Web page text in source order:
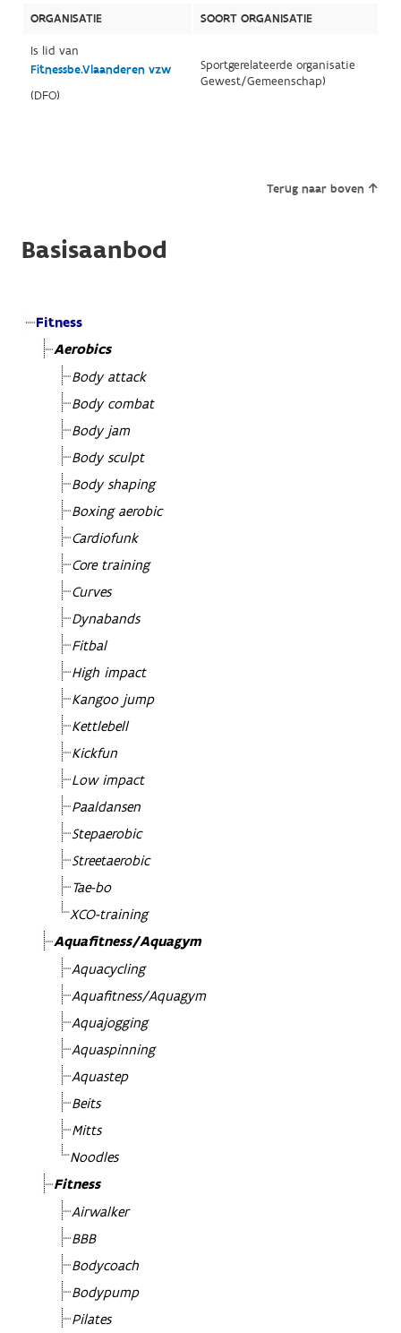
ORGANISATIE
SOORT ORGANISATIE
Is lid van
Fitnessbe.Vlaanderen vzw
(DFO)
Sportgerelateerde organisatie
Gewest/Gemeenschap)
Terug naar boven
Basisaanbod
Fitness
Aerobics
Body attack
Body combat
Body jam
Body sculpt
Body shaping
Boxing aerobic
Cardiofunk
Core training
Curves
Dynabands
Fitbal
High impact
Kangoo jump
Kettlebell
Kickfun
Low impact
Paaldansen
Stepaerobic
Streetaerobic
Tae-bo
XCO-training
Aquafitness/Aquagym
Aquacycling
Aquafitness/Aquagym
Aquajogging
Aquaspinning
Aquastep
Beits
Mitts
Noodles
Fitness
Airwalker
BBB
Bodycoach
Bodypump
Pilates